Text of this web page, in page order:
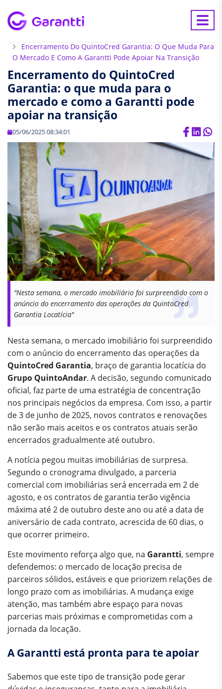
Encerramento Do QuintoCred Garantia: O Que Muda Para
O Mercado E Como A Garantti Pode Apoiar Na Transição
Encerramento do QuintoCred
Garantia: o que muda para o
mercado e como a Garantti pode
apoiar na transição
05/06/2025 08:34:01
"Nesta semana, o mercado imobiliário foi surpreendido com o
anúncio do encerramento das operações da QuintoCred
Garantia Locatícia"
Nesta semana, o mercado imobiliário foi surpreendido
com o anúncio do encerramento das operações da
QuintoCred Garantia, braço de garantia locatícia do
Grupo QuintoAndar. A decisão, segundo comunicado
oficial, faz parte de uma estratégia de concentração
nos principais negócios da empresa. Com isso, a partir
de 3 de junho de 2025, novos contratos e renovações
não serão mais aceitos e os contratos atuais serão
encerrados gradualmente até outubro.
A notícia pegou muitas imobiliárias de surpresa.
Segundo o cronograma divulgado, a parceria
comercial com imobiliárias será encerrada em 2 de
agosto, e os contratos de garantia terão vigência
máxima até 2 de outubro deste ano ou até a data de
aniversário de cada contrato, acrescida de 60 dias, o
que ocorrer primeiro.
Este movimento reforça algo que, na Garantti, sempre
defendemos: o mercado de locação precisa de
parceiros sólidos, estáveis e que priorizem relações de
longo prazo com as imobiliárias. A mudança exige
atenção, mas também abre espaço para novas
parcerias mais próximas e comprometidas com a
jornada da locação.
A Garantti está pronta para te apoiar
Sabemos que este tipo de transição pode gerar